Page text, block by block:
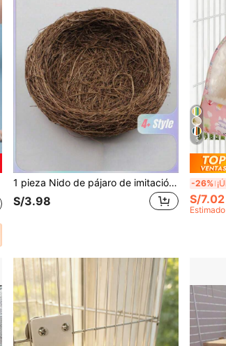
1 pieza Nido de pájaro de imitación hecho a mano para decoración de jardín, nido de pájaro de hierba marrón gruesa trenzada, nido de pájaro de ratán, adecuado para pájaros domésticos o loros, corona de flores de ratán marrón tejida a mano, con nido de loro con perlas para cría y decoración, nido de pájaro para balcón exterior, se pueden usar jaulas de diferentes tamaños
S/3.98
5
-26%
S/7.02
Estimado